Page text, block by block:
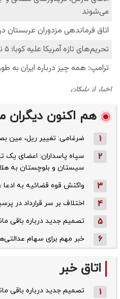
هم اکنون دیگران
1 ضرغامی: تغییر ریل، عین
2
سپاه پاسداران: اعضای یک
سیستان و بلوچستان به
3 واکنش قوه قضائیه به
4 اختلاف بر سر قرارداد در
5 تصمیم جدید درباره باقی
6 خبر مهم برای سهام
اتاق خبر
1 تصمیم جدید درباره باقی